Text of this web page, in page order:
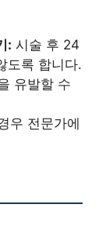
: 시술 후 24
도록 합니다.
유발할 수
우 전문가에